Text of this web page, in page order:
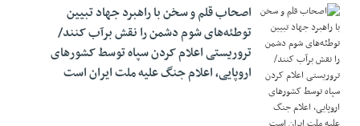
اصحاب قلم و سخن با راهبرد جهاد تبیین
توطئه‌های شوم دشمن را نقش برآب کنند/
تروریستی اعلام کردن سپاه توسط کشورهای
اروپایی، اعلام جنگ علیه ملت ایران است